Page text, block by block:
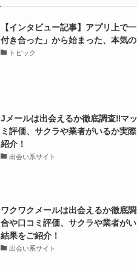
【インタビュー記事】アプリ上で
付き合った」から始まった、本気
トピック
Jメールは出会えるか徹底調査‼マ
ミ評価、サクラや業者がいるか実
紹介！
出会い系サイト
ワクワクメールは出会えるか徹底
合や口コミ評価、サクラや業者が
結果をご紹介！
出会い系サイト